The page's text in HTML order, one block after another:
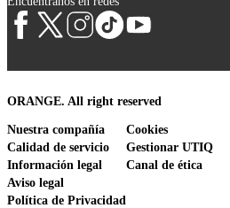
ORANGE. All right reserved
Nuestra compañía
Calidad de servicio
Información legal
Aviso legal
Política de Privacidad
Cookies
Gestionar UTIQ
Canal de ética